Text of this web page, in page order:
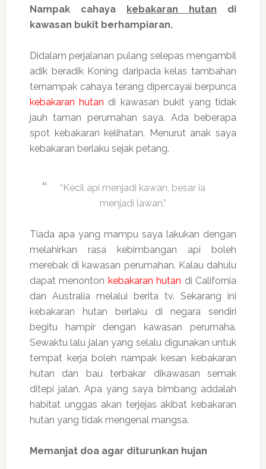
Nampak cahaya kebakaran hutan di
kawasan bukit berhampiaran.
Didalam perjalanan pulang selepas mengambil
adik beradik Koning daripada kelas tambahan
ternampak cahaya terang dipercayai berpunca
kebakaran hutan di kawasan bukit yang tidak
jauh taman perumahan saya. Ada beberapa
spot kebakaran kelihatan. Menurut anak saya
kebakaran berlaku sejak petang.
“Kecil api menjadi kawan, besar ia
menjadi lawan.”
Tiada apa yang mampu saya lakukan dengan
melahirkan rasa kebimbangan api boleh
merebak di kawasan perumahan. Kalau dahulu
dapat menonton kebakaran hutan di California
dan Australia melalui berita tv. Sekarang ini
kebakaran hutan berlaku di negara sendiri
begitu hampir dengan kawasan perumaha.
Sewaktu lalu jalan yang selalu digunakan untuk
tempat kerja boleh nampak kesan kebakaran
hutan dan bau terbakar dikawasan semak
ditepi jalan. Apa yang saya bimbang addalah
habitat unggas akan terjejas akibat kebakaran
hutan yang tidak mengenal mangsa.
Memanjat doa agar diturunkan hujan